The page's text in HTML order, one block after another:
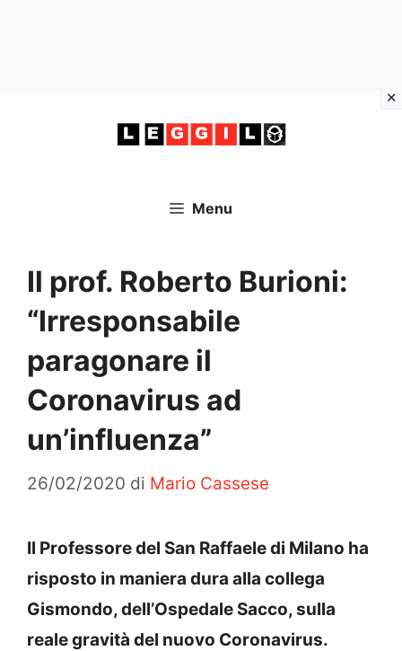
Menu
Il prof. Roberto Burioni:
“Irresponsabile
paragonare il
Coronavirus ad
un’influenza”
26/02/2020 di Mario Cassese
Il Professore del San Raffaele di Milano ha
risposto in maniera dura alla collega
Gismondo, dell’Ospedale Sacco, sulla
reale gravità del nuovo Coronavirus.